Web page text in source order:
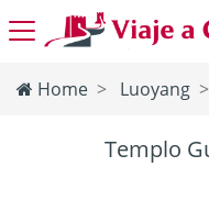
Home Luoyang
Templo